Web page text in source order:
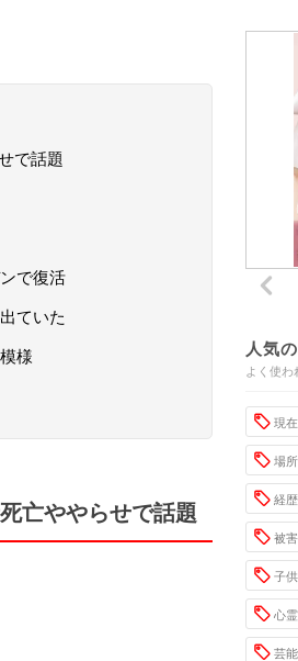
で話題
で復活
ていた
様
亡ややらせで話題
人気
よく使
現在
場所
経歴
被
子供
心霊
芸能